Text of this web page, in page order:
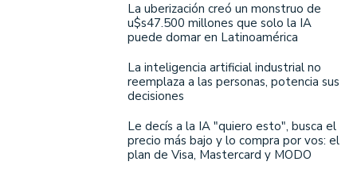
La uberización creó un monstruo de
u$s47.500 millones que solo la IA
puede domar en Latinoamérica
La inteligencia artificial industrial no
reemplaza a las personas, potencia sus
decisiones
Le decís a la IA "quiero esto", busca el
precio más bajo y lo compra por vos: el
plan de Visa, Mastercard y MODO